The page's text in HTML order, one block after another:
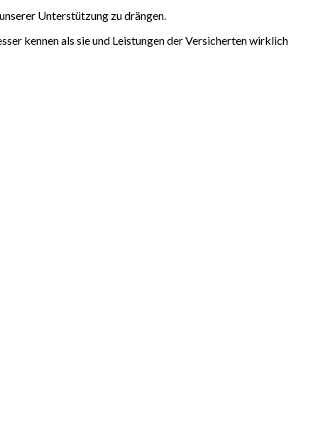
Unterstützung zu drängen.
kennen als sie und Leistungen der Versicherten wirklich